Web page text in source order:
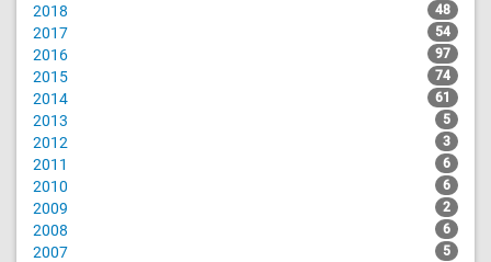
2018 48
2017 54
2016 97
2015 74
2014 61
2013 5
2012 3
2011 6
2010 6
2009 2
2008 6
2007 5